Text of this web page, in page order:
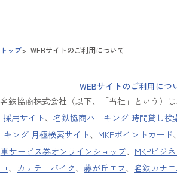
トップ WEBサイトのご利用について
WEBサイトのご利用につ
名鉄協商株式会社（以下、「当社」という）は
採用サイト、 名鉄協商パーキング 時間貸し検
キング 月極検索サイト、 MKPポイントカード、
車サービス券オンラインショップ、 MKPビジ
コ 、 カリテコバイク、 藤が丘エフ、 名鉄カナ